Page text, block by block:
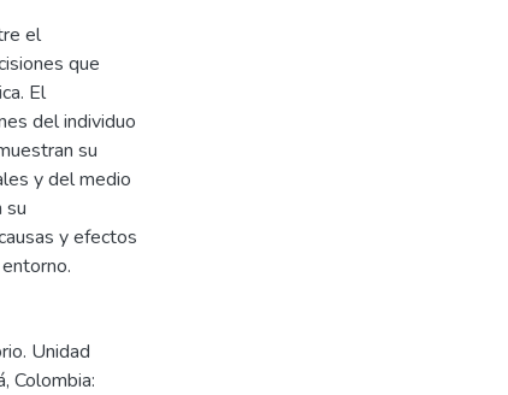
el
que
El
del individuo
su
y del medio
su
y efectos
Unidad
Colombia: